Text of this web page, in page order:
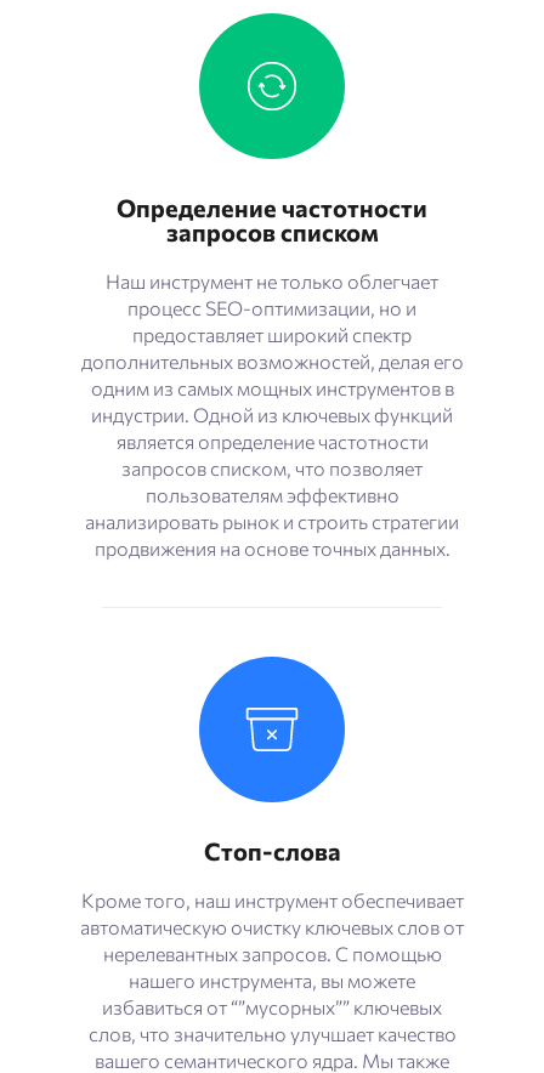
Определение частотности
запросов списком
Наш инструмент не только облегчает
процесс SEO-оптимизации, но и
предоставляет широкий спектр
дополнительных возможностей, делая его
одним из самых мощных инструментов в
индустрии. Одной из ключевых функций
является определение частотности
запросов списком, что позволяет
пользователям эффективно
анализировать рынок и строить стратегии
продвижения на основе точных данных.
Стоп-слова
Кроме того, наш инструмент обеспечивает
автоматическую очистку ключевых слов от
нерелевантных запросов. С помощью
нашего инструмента, вы можете
избавиться от “”мусорных”” ключевых
слов, что значительно улучшает качество
вашего семантического ядра. Мы также